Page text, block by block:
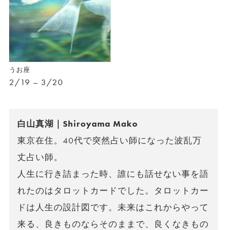
うお座
2/19 – 3/20
白山真湖｜Shiroyama Mako
東京在住。40代で突然占い師になった波乱万
丈占い師。
人生に行き詰まった時、誰にも話せない事を語
れたのはタロットカードでした。タロットカー
ドは人生の設計図です。未来はこれからやって
来る、良きものならそのままで、良くなきもの